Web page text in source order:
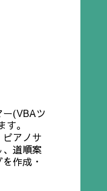
ー(VBAツ
。
アノサ
、道順案
作成・